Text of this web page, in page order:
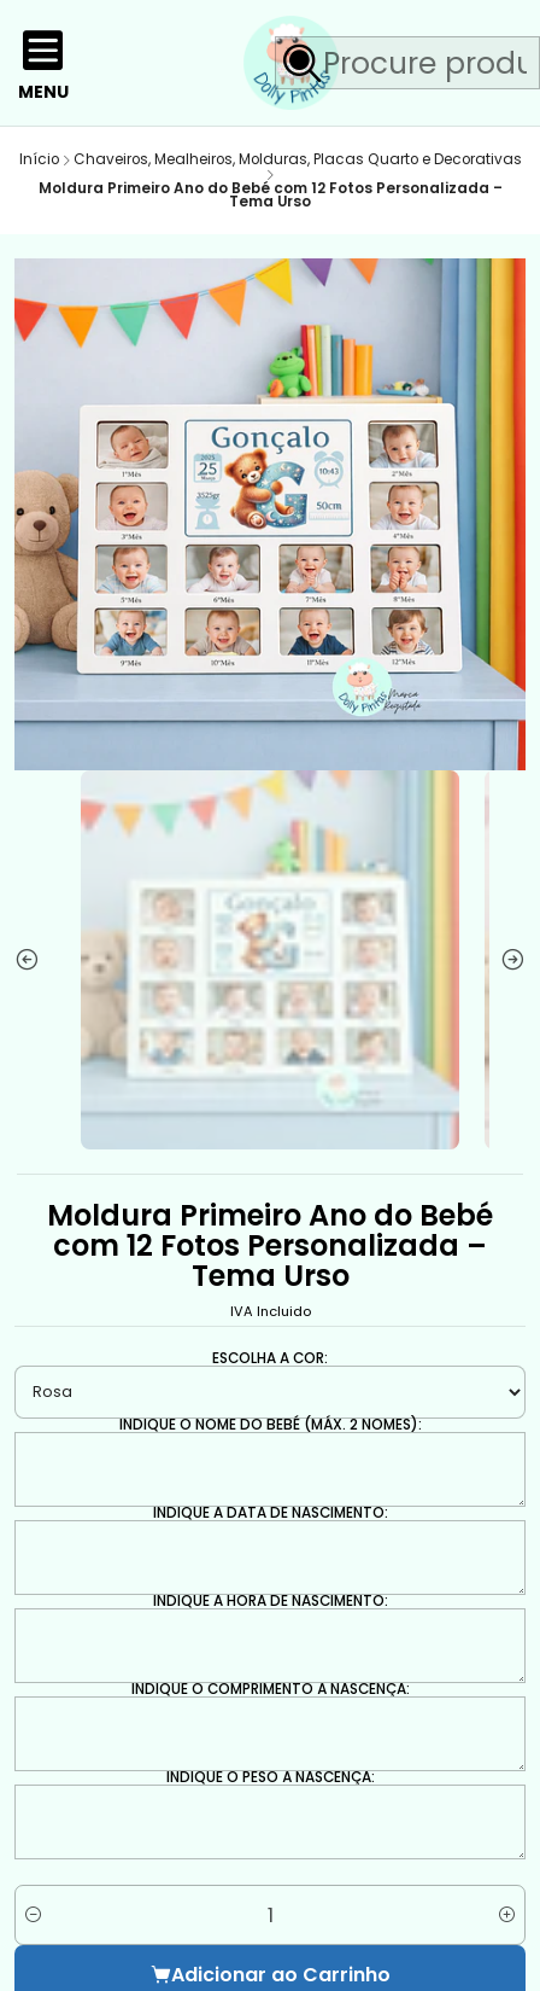
MENU
Início
Chaveiros, Mealheiros, Molduras, Placas Quarto e Decorativas
Moldura Primeiro Ano do Bebé com 12 Fotos Personalizada –
Tema Urso
Moldura Primeiro Ano do Bebé
com 12 Fotos Personalizada –
Tema Urso
IVA Incluido
ESCOLHA A COR:
INDIQUE O NOME DO BEBÉ (MÁX. 2 NOMES):
INDIQUE A DATA DE NASCIMENTO:
INDIQUE A HORA DE NASCIMENTO:
INDIQUE O COMPRIMENTO À NASCENÇA:
INDIQUE O PESO À NASCENÇA:
Quantidade
Adicionar ao Carrinho